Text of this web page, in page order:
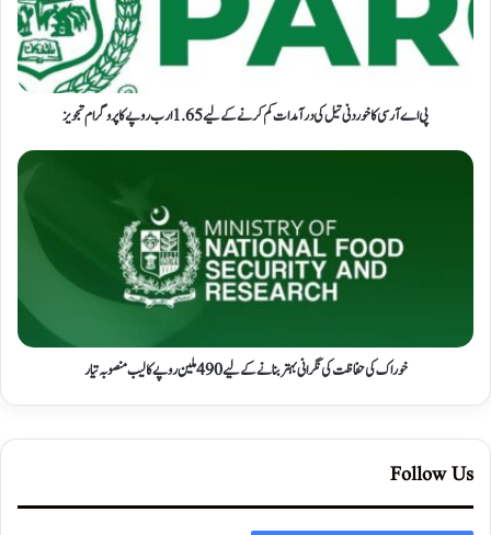
پی اے آر سی کا خوردنی تیل کی درآمدات کم کرنے کے لیے 1.65 ارب روپے کا پروگرام تجویز
خوراک کی حفاظت کی نگرانی بہتر بنانے کے لیے 490 ملین روپے کا لیب منصوبہ تیار
Follow Us